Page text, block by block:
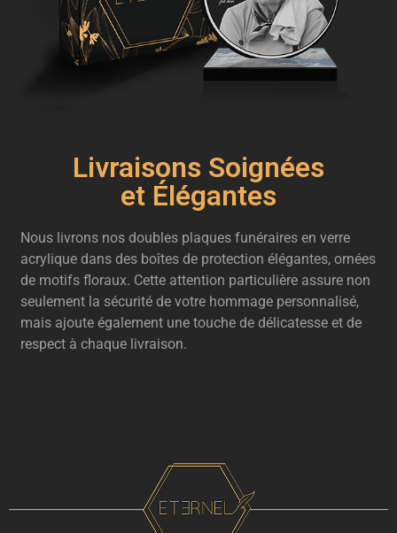
Livraisons Soignées
et Élégantes
Nous livrons nos doubles plaques funéraires en verre
acrylique dans des boîtes de protection élégantes, ornées
de motifs floraux. Cette attention particulière assure non
seulement la sécurité de votre hommage personnalisé,
mais ajoute également une touche de délicatesse et de
respect à chaque livraison.